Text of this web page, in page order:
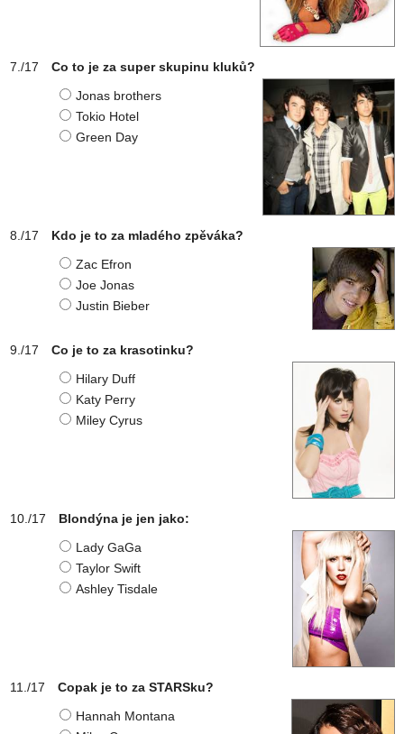
Co to je za super skupinu kluků?
Jonas brothers
Tokio Hotel
Green Day
Kdo je to za mladého zpěváka?
Zac Efron
Joe Jonas
Justin Bieber
Co je to za krasotinku?
Hilary Duff
Katy Perry
Miley Cyrus
Blondýna je jen jako:
Lady GaGa
Taylor Swift
Ashley Tisdale
Copak je to za STARSku?
Hannah Montana